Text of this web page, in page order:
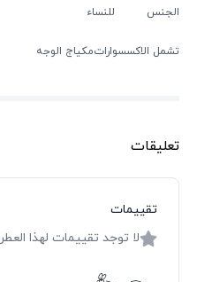
الجنس للنساء
تشمل الاكسسواراتمكياج الوجه
تعليقات
تقييمات
لا توجد تقييمات لهذا